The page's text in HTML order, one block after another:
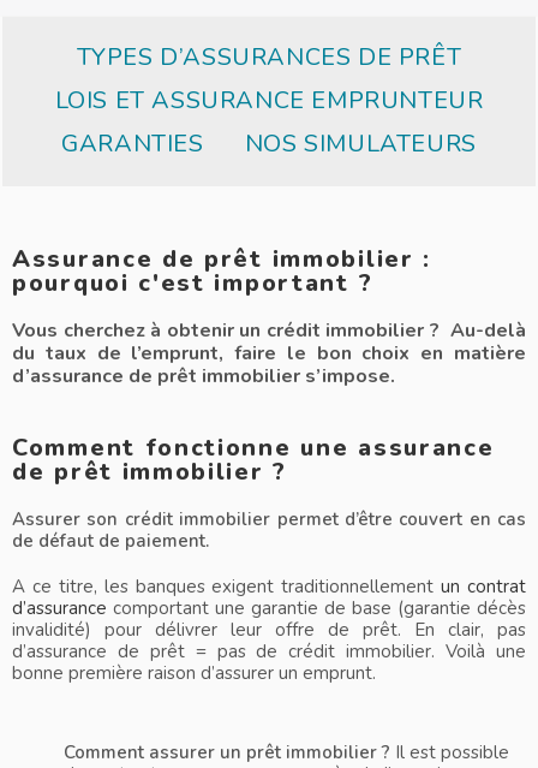
TYPES D’ASSURANCES DE PRÊT
LOIS ET ASSURANCE EMPRUNTEUR
GARANTIES
NOS SIMULATEURS
Assurance de prêt immobilier :
pourquoi c'est important ?
Vous cherchez à obtenir un crédit immobilier ? Au-delà
du taux de l’emprunt, faire le bon choix en matière
d’assurance de prêt immobilier s’impose.
Comment fonctionne une assurance
de prêt immobilier ?
Assurer son crédit immobilier permet d’être couvert en cas
de défaut de paiement.
A ce titre, les banques exigent traditionnellementun contrat
d’assurance comportant une garantie de base (garantie décès
invalidité) pour délivrer leur offre de prêt. En clair, pas
d’assurance de prêt = pas de crédit immobilier. Voilà une
bonne première raison d’assurer un emprunt.
Comment assurer un prêt immobilier ? Il est possible